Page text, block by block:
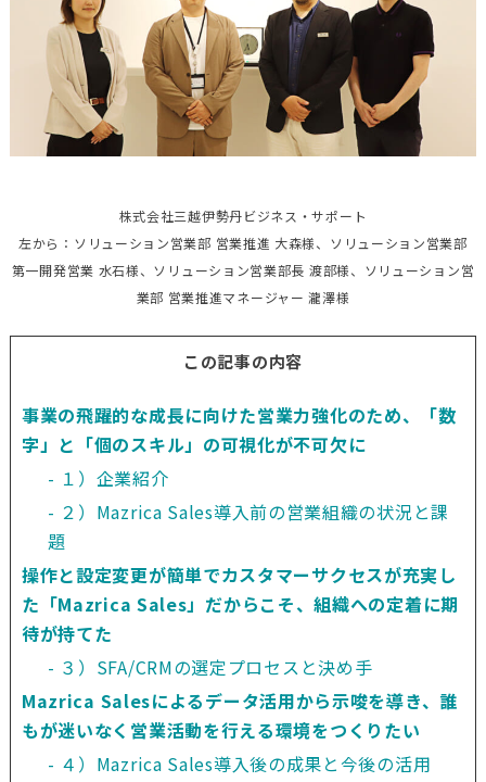
株式会社三越伊勢丹ビジネス・サポート
左から：ソリューション営業部 営業推進 大森様、ソリューション営業部
第一開発営業 水石様、ソリューション営業部長 渡部様、ソリューション営
業部 営業推進マネージャー 瀧澤様
この記事の内容
事業の飛躍的な成長に向けた営業力強化のため、「数
字」と「個のスキル」の可視化が不可欠に
１）企業紹介
２）Mazrica Sales導入前の営業組織の状況と課
題
操作と設定変更が簡単でカスタマーサクセスが充実し
た「Mazrica Sales」だからこそ、組織への定着に期
待が持てた
３）SFA/CRMの選定プロセスと決め手
Mazrica Salesによるデータ活用から示唆を導き、誰
もが迷いなく営業活動を行える環境をつくりたい
４）Mazrica Sales導入後の成果と今後の活用